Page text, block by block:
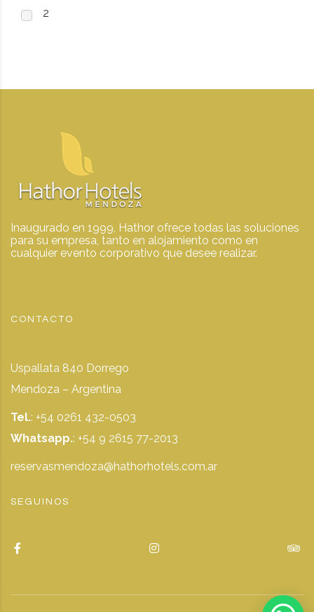
2
Inaugurado en 1999, Hathor ofrece todas las soluciones
para su empresa, tanto en alojamiento como en
cualquier evento corporativo que desee realizar.
CONTACTO
Uspallata 840 Dorrego
Mendoza – Argentina
Tel.: +54 0261 432-0503
Whatsapp.: +54 9 2615 77-2013
reservasmendoza@hathorhotels.com.ar
SEGUINOS